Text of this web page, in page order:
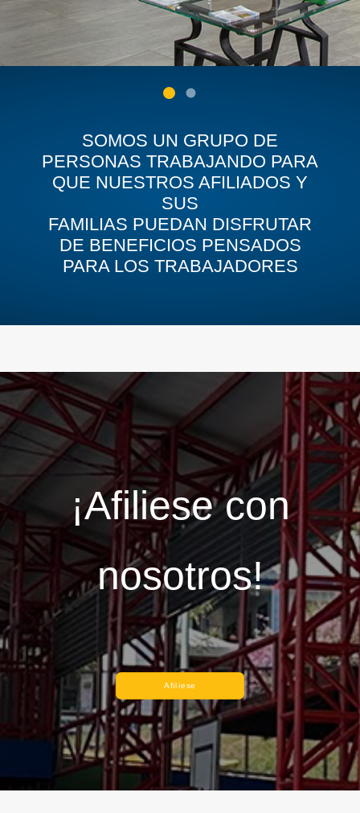
SOMOS UN GRUPO DE
PERSONAS TRABAJANDO PARA
QUE NUESTROS AFILIADOS Y
SUS
FAMILIAS PUEDAN DISFRUTAR
DE BENEFICIOS PENSADOS
PARA LOS TRABAJADORES
¡Afiliese con
nosotros!
Afiliese